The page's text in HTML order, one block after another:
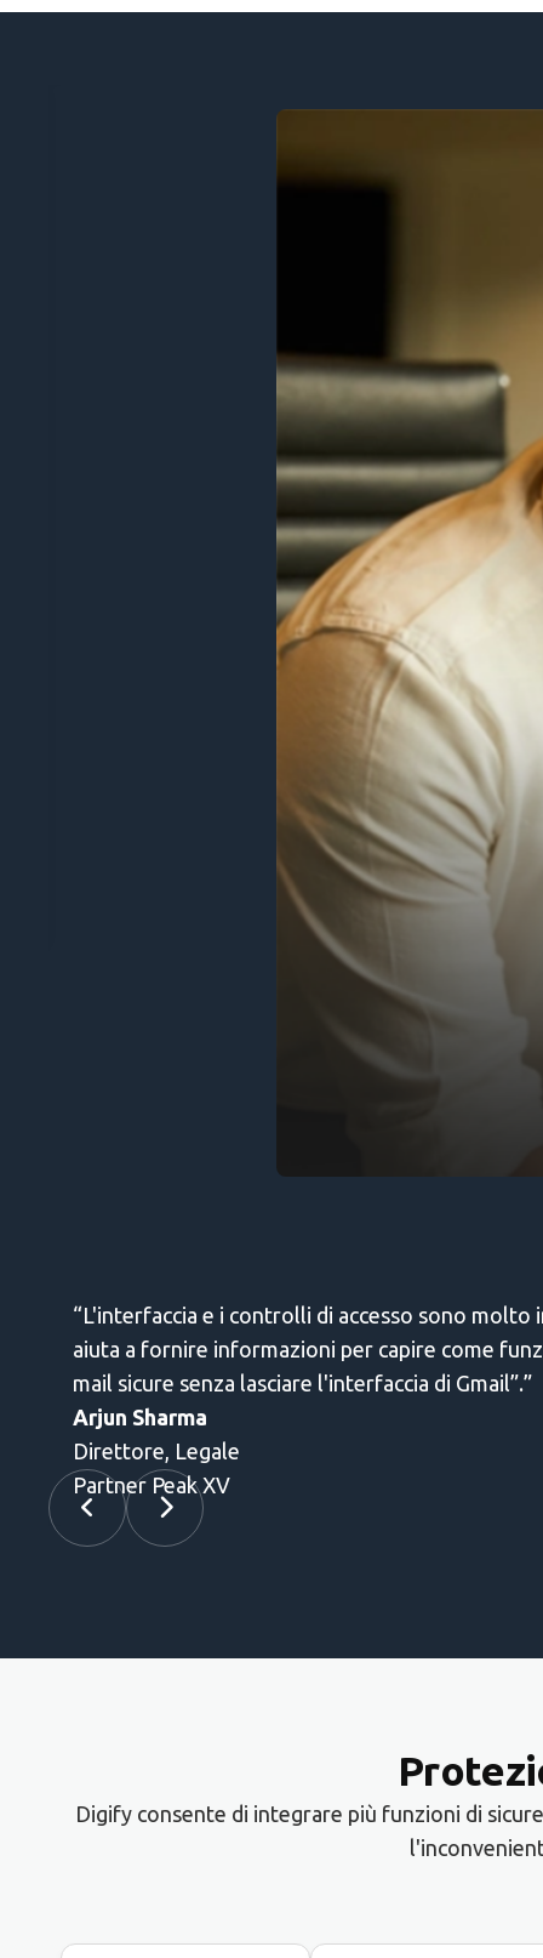
Questo
e-
“Da un anno utilizziamo Digify per
per non dover costruire il nostro
feedback dei clienti e il loro team di
Principale responsabile di prodotto
Digify consente di integrare più funzioni di